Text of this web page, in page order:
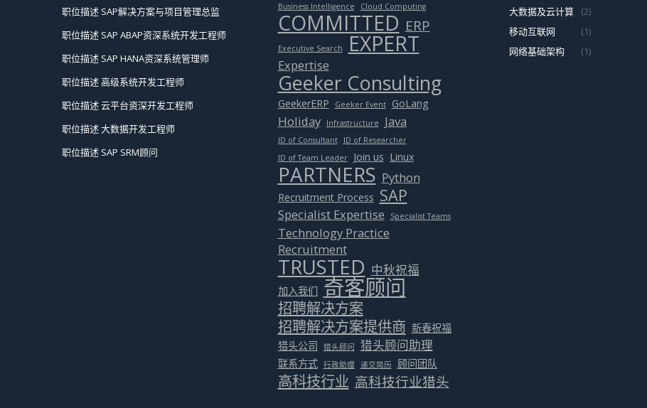
职位描述 SAP解决方案与项目管理总监
职位描述 SAP ABAP资深系统开发工程师
职位描述 SAP HANA资深系统管理师
职位描述 高级系统开发工程师
职位描述 云平台资深开发工程师
职位描述 大数据开发工程师
职位描述 SAP SRM顾问
Business Intelligence
Cloud Computing
COMMITTED ERP
Executive Search EXPERT
Expertise
Geeker Consulting
GeekerERP Geeker Event GoLang
Holiday Infrastructure Java
JD of Consultant
JD of Researcher
JD of Team Leader
Join us Linux
PARTNERS Python
Recruitment Process SAP
Specialist Expertise Specialist Teams
Technology Practice
Recruitment
TRUSTED 中秋祝福
加入我们 奇客顾问
招聘解决方案
招聘解决方案提供商 新春祝福
猎头公司
猎头顾问 猎头顾问助理
联系方式 行政助理 递交简历 顾问团队
高科技行业 高科技行业猎头
大数据及云计算
(2)
移动互联网
(1)
网络基础架构
(1)